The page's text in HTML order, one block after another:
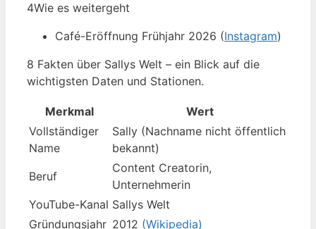
4Wie es weitergeht
Café-Eröffnung Frühjahr 2026 (Instagram)
8 Fakten über Sallys Welt – ein Blick auf die
wichtigsten Daten und Stationen.
Merkmal
Wert
Vollständiger
Name
Sally (Nachname nicht öffentlich
bekannt)
Beruf
Content Creatorin,
Unternehmerin
YouTube-Kanal Sallys Welt
Gründungsjahr 2012 (Wikipedia)